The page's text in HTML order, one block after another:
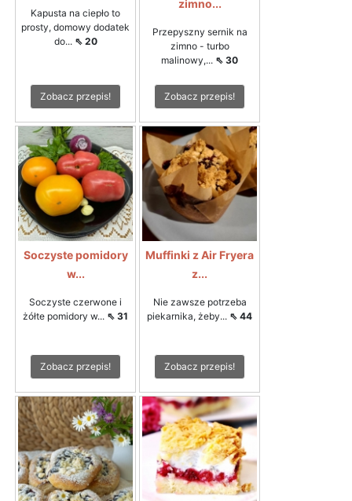
Kapusta na ciepło to
prosty, domowy dodatek
do... ⇖ 20
Zobacz przepis!
zimno...
Przepyszny sernik na
zimno - turbo
malinowy,... ⇖ 30
Zobacz przepis!
Soczyste pomidory
w...
Soczyste czerwone i
żółte pomidory w... ⇖ 31
Zobacz przepis!
Muffinki z Air Fryera
z...
Nie zawsze potrzeba
piekarnika, żeby... ⇖ 44
Zobacz przepis!